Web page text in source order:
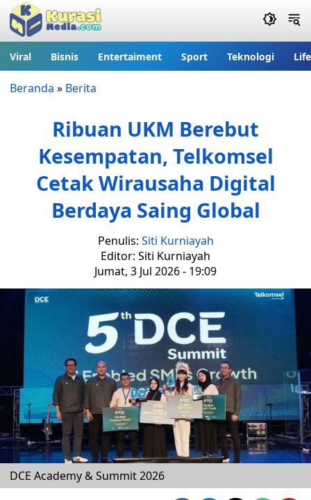
Viral Bisnis Entertaiment Sport Teknologi
Beranda » Berita
Ribuan UKM Berebut
Kesempatan, Telkomsel
Cetak Wirausaha Digital
Berdaya Saing Global
Penulis: Siti Kurniayah
Editor: Siti Kurniayah
Jumat, 3 Jul 2026 - 19:09
DCE Academy & Summit 2026